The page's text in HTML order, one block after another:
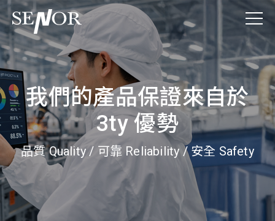
我們的產品保證來自於
3ty 優勢
品質 Quality / 可靠 Reliability / 安全 Safety